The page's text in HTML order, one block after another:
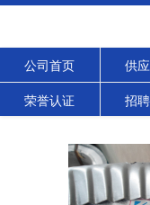
公司首页 供
荣誉认证 招